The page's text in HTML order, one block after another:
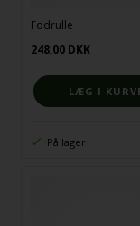
Fodrulle
248,00 DKK
På lager